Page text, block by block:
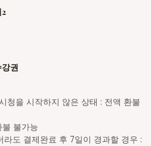
권
청을 시작하지 않은 상태 : 전액 환불
불가능
도 결제완료 후 7일이 경과할 경우 :